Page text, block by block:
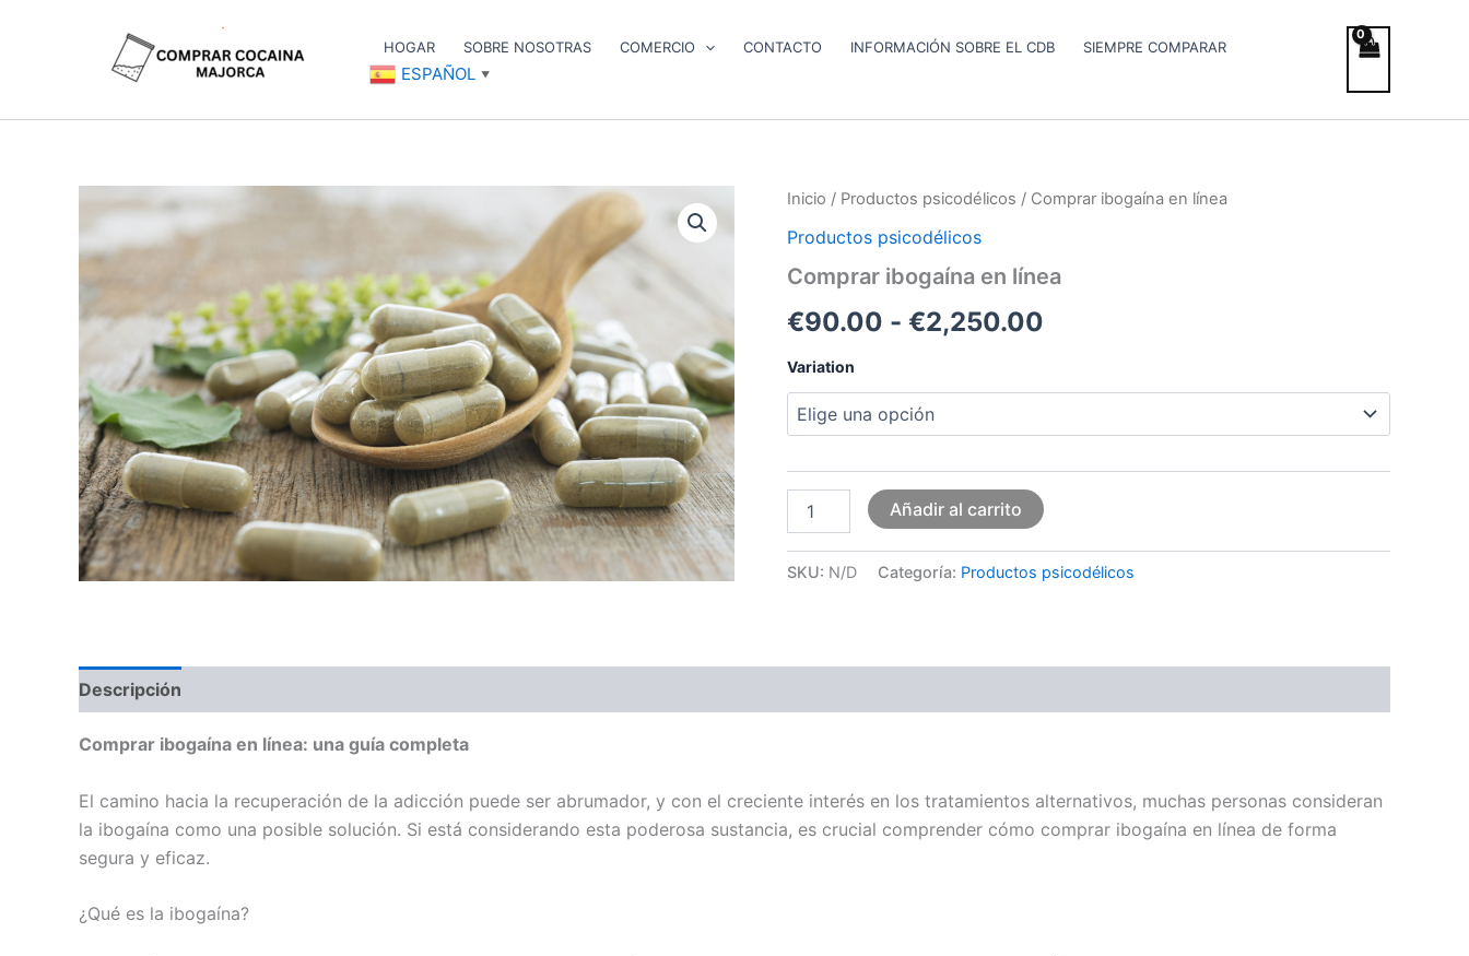
HOGAR SOBRE NOSOTRAS COMERCIO CONTACTO INFORMACIÓN SOBRE EL CDB SIEMPRE COMPARAR
ESPAÑOL ▼
Inicio / Productos psicodélicos / Comprar ibogaína en línea
Productos psicodélicos
Comprar ibogaína en línea
€90.00 - €2,250.00
Rango
precios:
Variation
Comprar
en
cantidad
Añadir al carrito
SKU: N/D Categoría: Productos psicodélicos
Descripción
Comprar ibogaína en línea: una guía completa
El camino hacia la recuperación de la adicción puede ser abrumador, y con el creciente interés en los tratamientos alternativos, muchas personas consideran
la ibogaína como una posible solución. Si está considerando esta poderosa sustancia, es crucial comprender cómo comprar ibogaína en línea de forma
segura y eficaz.
¿Qué es la ibogaína?